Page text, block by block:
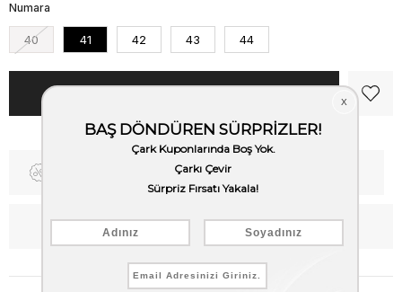
Numara
40 41 42 43 44
Fiyat Düşünce Haber Ver
WhatsApp’tan Bilgi Al